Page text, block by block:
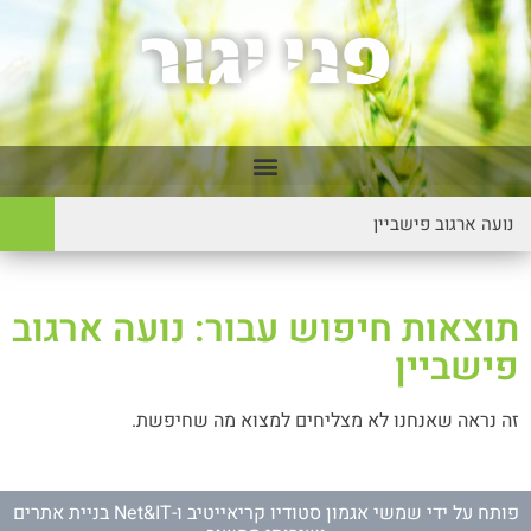
תוצאות חיפוש עבור: נועה ארגוב
פישביין
זה נראה שאנחנו לא מצליחים למצוא מה שחיפשת.
פותח על ידי שמשי אגמון סטודיו קריאייטיב ו- Net&IT בניית אתרים